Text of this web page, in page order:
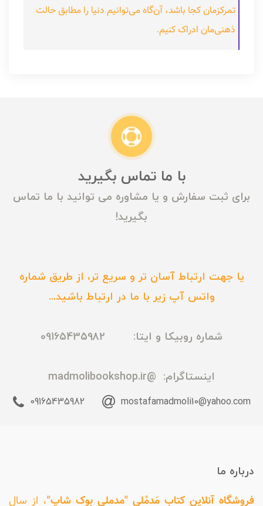
تمرکزمان کجا باشد، آن‌گاه می‌توانیم دنیا را مطابق حالت
ذهنی‌مان ادراک کنیم.
با ما تماس بگیرید
برای ثبت سفارش و یا مشاوره می توانید با ما تماس
بگیرید!
یا جهت ارتباط آسان تر و سریع تر، از طریق شماره
واتس آپ زیر با ما در ارتباط باشید...
شماره روبیکا و ایتا: 09165435982
اینستاگرام: @madmolibookshop.ir
mostafamadmoli10@yahoo.com
09165435982
درباره ما
فروشگاه آنلاین کتاب مَدمُلی "مدملی بوک شاپ"، از سال